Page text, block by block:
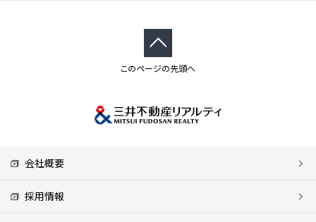
このページの先頭へ
会社概要
採用情報